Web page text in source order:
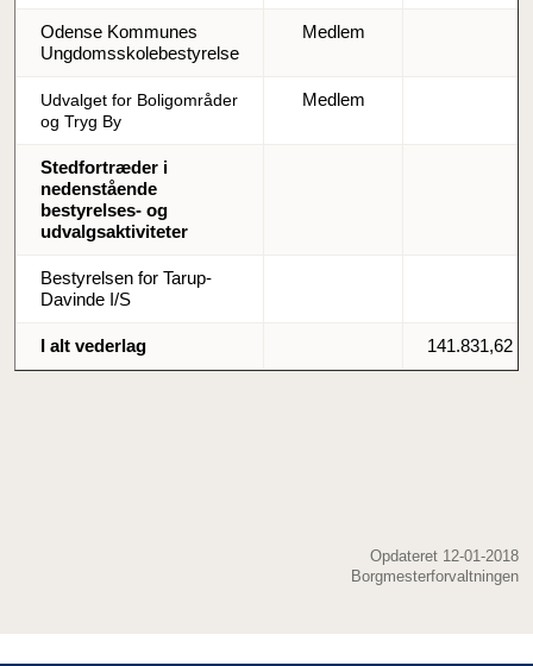
Odense Kommunes
Ungdomsskolebestyrelse
Medlem
Udvalget for Boligområder
og Tryg By
Medlem
Stedfortræder i
nedenstående
bestyrelses- og
udvalgsaktiviteter
Bestyrelsen for Tarup-
Davinde I/S
I alt vederlag 141.831,62
Opdateret 12-01-2018
Borgmesterforvaltningen